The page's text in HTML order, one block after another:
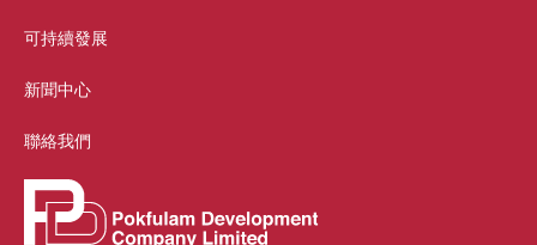
可持續發展
新聞中心
聯絡我們